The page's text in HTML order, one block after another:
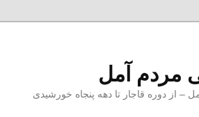
مردم آمل
از دوره قاجار تا دهه پنجاه خورشیدی